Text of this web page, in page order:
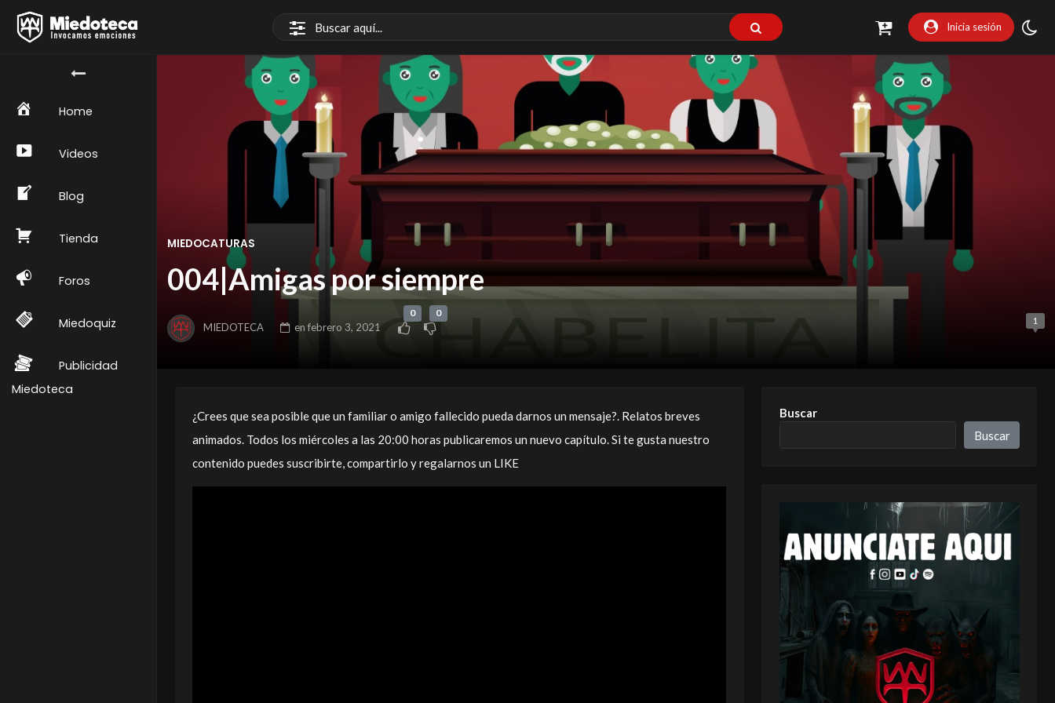
Inicia sesión
Home
Videos
Blog
Tienda
Foros
Miedoquiz
Publicidad
Miedoteca
MIEDOCATURAS
004|Amigas por siempre
MIEDOTECA enfebrero 3, 2021
0 0
1
¿Crees que sea posible que un familiar o amigo fallecido pueda darnos un mensaje?. Relatos breves
animados. Todos los miércoles a las 20:00 horas publicaremos un nuevo capítulo. Si te gusta nuestro
contenido puedes suscribirte, compartirlo y regalarnos un LIKE
Buscar
Buscar